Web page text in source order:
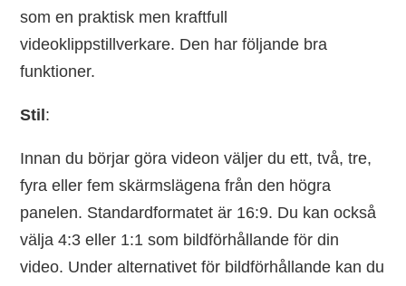
som en praktisk men kraftfull
videoklippstillverkare. Den har följande bra
funktioner.
Stil:
Innan du börjar göra videon väljer du ett, två, tre,
fyra eller fem skärmslägena från den högra
panelen. Standardformatet är 16:9. Du kan också
välja 4:3 eller 1:1 som bildförhållande för din
video. Under alternativet för bildförhållande kan du